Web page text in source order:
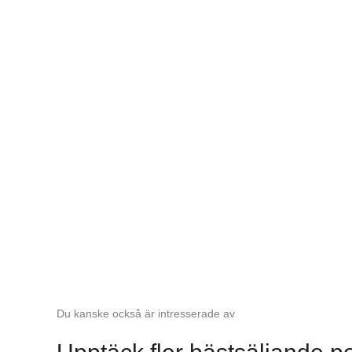
Du kanske också är intresserade av